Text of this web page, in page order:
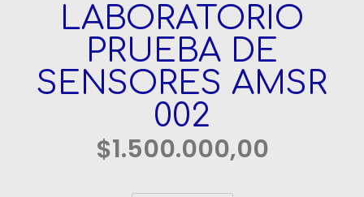
LABORATORIO
PRUEBA DE
SENSORES AMSR
002
$1.500.000,00